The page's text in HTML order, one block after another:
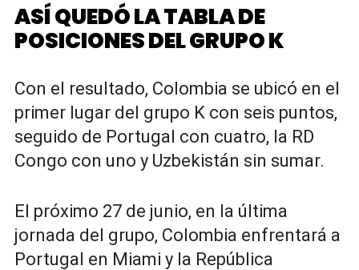
ASÍ QUEDÓ LA TABLA DE
POSICIONES DEL GRUPO K
Con el resultado, Colombia se ubicó en el
primer lugar del grupo K con seis puntos,
seguido de Portugal con cuatro, la RD
Congo con uno y Uzbekistán sin sumar.
El próximo 27 de junio, en la última
jornada del grupo, Colombia enfrentará a
Portugal en Miami y la República